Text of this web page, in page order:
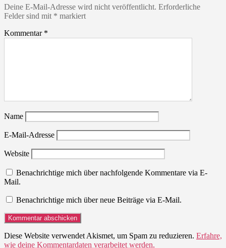
Deine E-Mail-Adresse wird nicht veröffentlicht. Erforderliche
Felder sind mit * markiert
Kommentar *
Name
E-Mail-Adresse
Website
Benachrichtige mich über nachfolgende Kommentare via E-
Mail.
Benachrichtige mich über neue Beiträge via E-Mail.
Diese Website verwendet Akismet, um Spam zu reduzieren. Erfahre,
wie deine Kommentardaten verarbeitet werden.